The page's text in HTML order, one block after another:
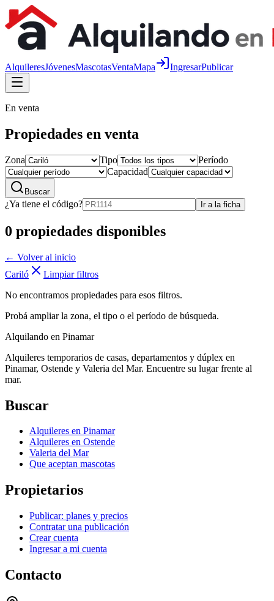
AlquileresJóvenesMascotasVentaMapa IngresarPublicar
En venta
Propiedades en venta
Zona Tipo
Período
Capacidad
Buscar
¿Ya tiene el código? Ir a la ficha
0 propiedades disponibles
← Volver al inicio
Cariló
Limpiar filtros
No encontramos propiedades para esos filtros.
Probá ampliar la zona, el tipo o el período de búsqueda.
Alquilando en Pinamar
Alquileres temporarios de casas, departamentos y dúplex en
Pinamar, Ostende y Valeria del Mar. Encuentre su lugar frente al
mar.
Buscar
Alquileres en Pinamar
Alquileres en Ostende
Valeria del Mar
Que aceptan mascotas
Propietarios
Publicar: planes y precios
Contratar una publicación
Crear cuenta
Ingresar a mi cuenta
Contacto